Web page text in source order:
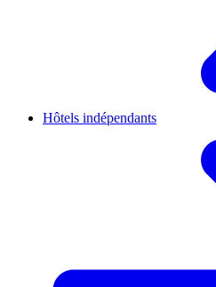
Hôtels indépendants